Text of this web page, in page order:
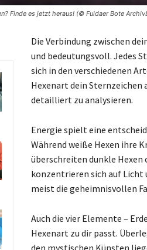
Finde es jetzt heraus! (© Fuldaer Bote
Die Verbindung zwischen
und bedeutungsvoll. Jedes
sich in den verschiedenen
Hexenart dein
detailliert zu analysieren.
Energie spielt eine
Während weiße Hexen ihre
überschreiten dunkle Hexen
konzentrieren sich auf Licht
meist die geheimnisvollen
Auch die vier Elemente –
Hexenart zu dir passt.
den mystischen Künsten